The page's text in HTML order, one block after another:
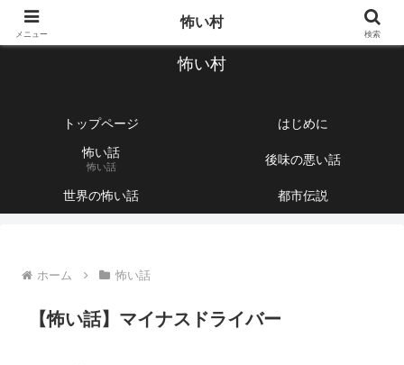
【1760話以上】怖い話と不思議な話を集めて紹介するサイト
怖い村
トップページ
はじめに
怖い話
怖い話 後味の悪い話
世界の怖い話 都市伝説
ホーム 怖い話
【怖い話】マイナスドライバー
メニュー
怖い村
検索